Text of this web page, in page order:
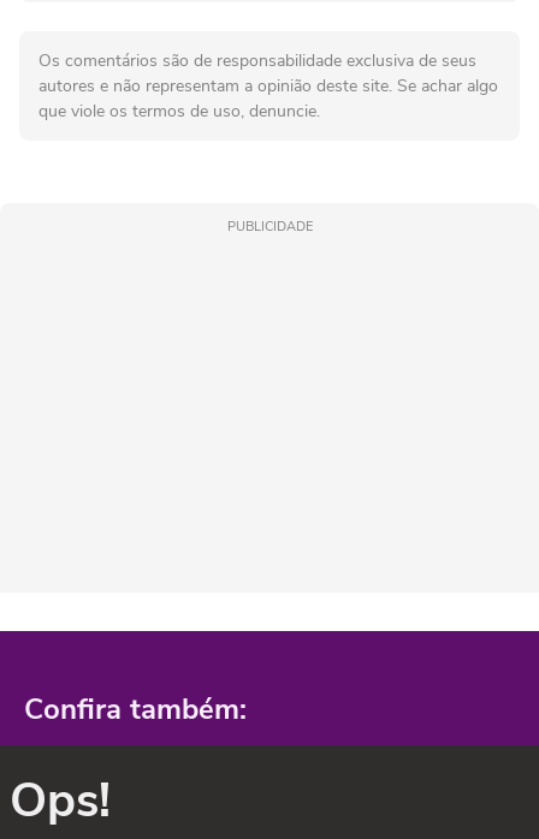
Os comentários são de responsabilidade exclusiva de seus
autores e não representam a opinião deste site. Se achar algo
que viole os termos de uso, denuncie.
PUBLICIDADE
Confira também:
Ops!